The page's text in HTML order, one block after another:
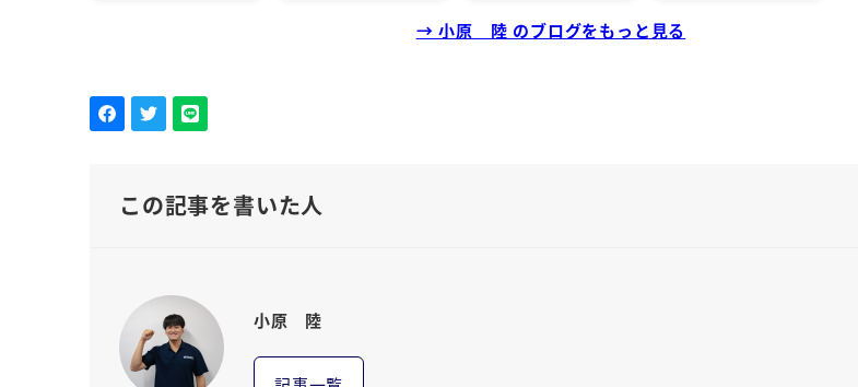
→ 小原 陸 のブログをもっと見る
この記事を書いた人
小原 陸